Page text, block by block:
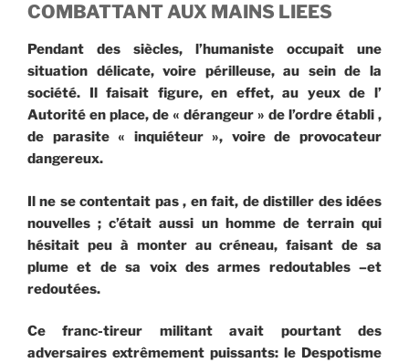
COMBATTANT AUX MAINS LIEES
Pendant des siècles, l’humaniste occupait une
situation délicate, voire périlleuse, au sein de la
société. Il faisait figure, en effet, au yeux de l’
Autorité en place, de « dérangeur » de l’ordre établi ,
de parasite « inquiéteur », voire de provocateur
dangereux.
Il ne se contentait pas , en fait, de distiller des idées
nouvelles ; c’était aussi un homme de terrain qui
hésitait peu à monter au créneau, faisant de sa
plume et de sa voix des armes redoutables –et
redoutées.
Ce franc-tireur militant avait pourtant des
adversaires extrêmement puissants: le Despotisme